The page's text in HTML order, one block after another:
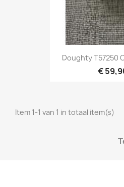
Snel
Doughty T57250
€
Item 1-1 van 1 in totaal item(s)